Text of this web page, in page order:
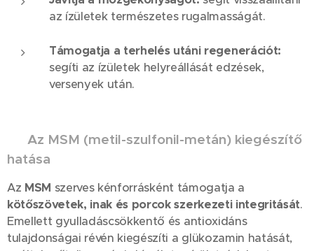
az ízületek természetes rugalmasságát.
Támogatja a terhelés utáni regenerációt:
segíti az ízületek helyreállását edzések,
versenyek után.
Az MSM (metil-szulfonil-metán) kiegészítő
hatása
Az MSM szerves kénforrásként támogatja a
kötőszövetek, inak és porcok szerkezeti integritását.
Emellett gyulladáscsökkentő és antioxidáns
tulajdonságai révén kiegészíti a glükozamin hatását,